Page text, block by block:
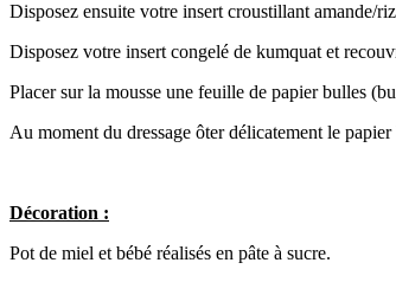
Disposez ensuite votre insert croustillant amande/
Disposez votre insert congelé de kumquat et
Placer sur la mousse une feuille de papier bulles
Au moment du dressage ôter délicatement le
Décoration :
Pot de miel et bébé réalisés en pâte à sucre.